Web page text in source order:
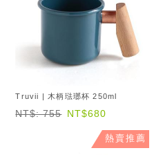
Truvii | 木柄琺瑯杯 250ml
NT$: 755 NT$680
熱賣推薦